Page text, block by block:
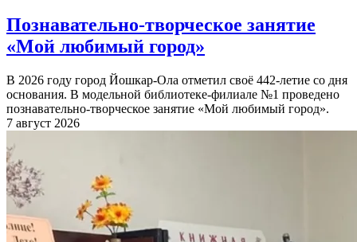
Познавательно-творческое занятие
«Мой любимый город»
В 2026 году город Йошкар-Ола отметил своё 442-летие со дня
основания. В модельной библиотеке-филиале №1 проведено
познавательно-творческое занятие «Мой любимый город».
7 август 2026